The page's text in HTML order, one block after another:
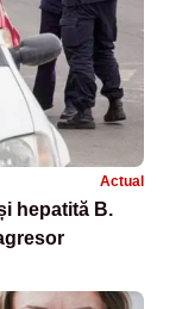
Actual
hepatită B.